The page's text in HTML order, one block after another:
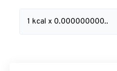
1 kcal x 0.000000000..